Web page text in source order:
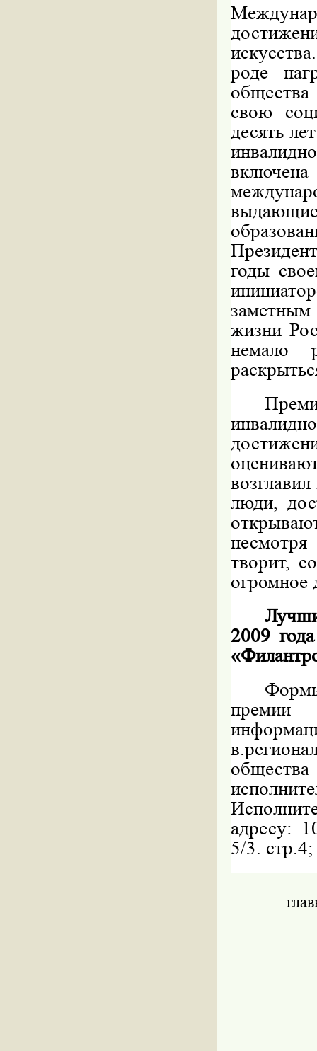
роде
свою
десять
годы
жизни
немало
люди,
творит,
огромное
2009
премии
общества
адресу:
5/3.